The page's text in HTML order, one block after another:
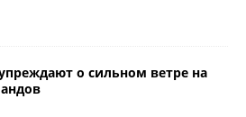
о сильном ветре на